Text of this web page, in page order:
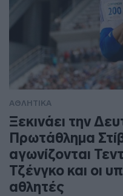
ΑΘΛΗΤΙΚΑ
Ξεκινάει την
Πρωτάθλημα
αγωνίζονται
Τζένγκο και οι
αθλητές